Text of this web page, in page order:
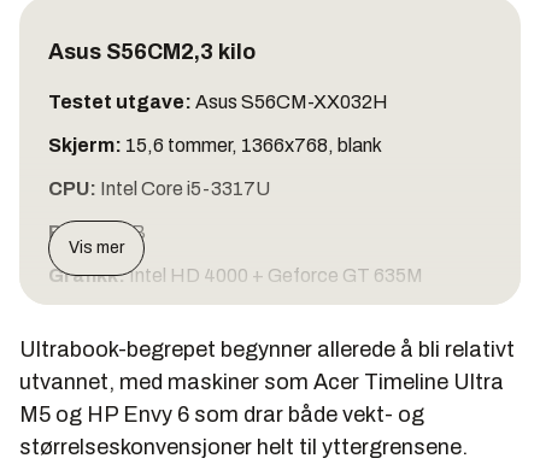
Asus S56CM2,3 kilo
Testet utgave: Asus S56CM-XX032H
Skjerm: 15,6 tommer, 1366x768, blank
CPU: Intel Core i5-3317U
RAM: 6 GB
Grafikk:Intel HD 4000 + Geforce GT 635M
OS:Windows 8
Vekt: 2,3 kilo
Pris:Rundt 6000 kroner på nett
Vis mer
Ultrabook-begrepet begynner allerede å bli relativt
utvannet, med maskiner som Acer Timeline Ultra
M5 og HP Envy 6 som drar både vekt- og
størrelseskonvensjoner helt til yttergrensene.